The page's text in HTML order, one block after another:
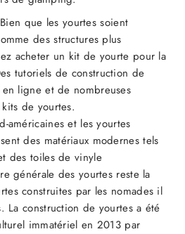
que les yourtes soient
des structures plus
acheter un kit de yourte pour la
tutoriels de construction de
ligne et de nombreuses
de yourtes.
américaines et les yourtes
des matériaux modernes tels
des toiles de vinyle
générale des yourtes reste la
construites par les nomades il
La construction de yourtes a été
immatériel en 2013 par